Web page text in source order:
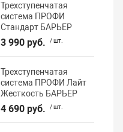
Трехступенчатая
система ПРОФИ
Стандарт БАРЬЕР
3 990 руб. / шт.
Трехступенчатая
система ПРОФИ Лайт
Жесткость БАРЬЕР
4 690 руб. / шт.